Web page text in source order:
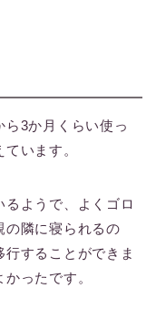
3か月くらい使っ
います。
ようで、よくゴロ
の隣に寝られるの
することができま
ったです。